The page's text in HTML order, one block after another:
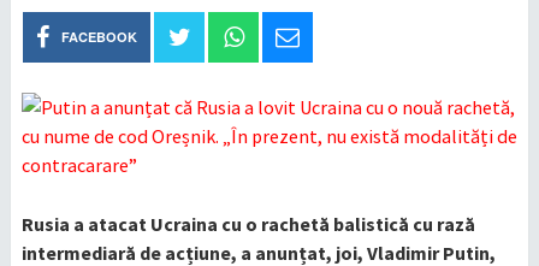
FACEBOOK
Rusia a atacat Ucraina cu o rachetă balistică cu rază
intermediară de acțiune, a anunțat, joi, Vladimir Putin,